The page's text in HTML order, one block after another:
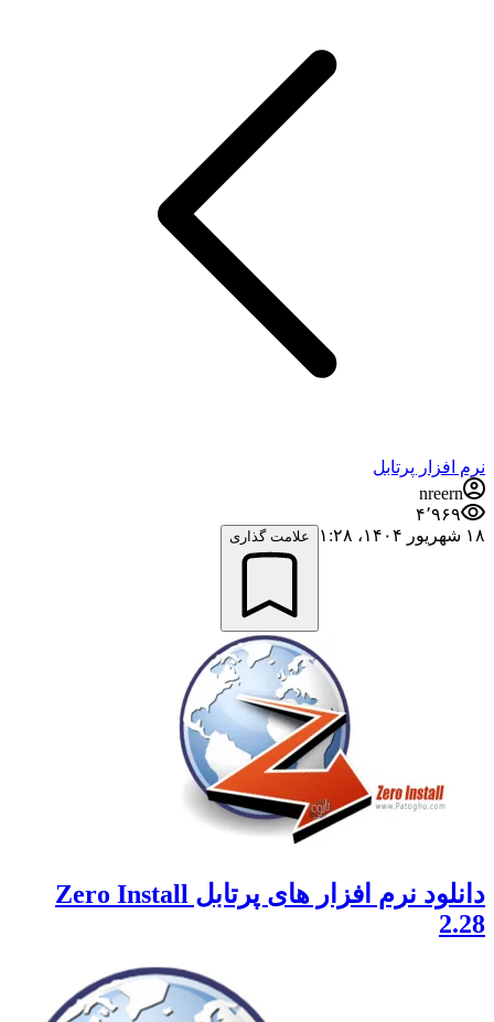
نرم افزار پرتابل
nreern
۴٬۹۶۹
۱۸ شهریور ۱۴۰۴،‏ ۱:۲۸
علامت گذاری
دانلود نرم افزار های پرتابل Zero Install
2.28